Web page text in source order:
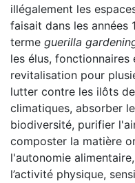
illégalement les
faisait dans les années
terme guerilla
les élus,
revitalisation pour
lutter contre les ilôts
climatiques, absorber
biodiversité, purifier
composter la matière
l'autonomie
l’activité physique,